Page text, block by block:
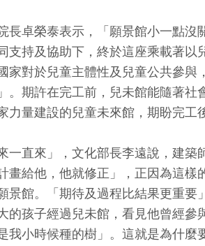
長卓榮泰表示，「願景館小一點
支持及協助下，終於這座乘載著
家對於兒童主體性及兒童公共參
。期許在完工前，兒未館能隨著社
力量建設的兒童未來館，期盼完工
來一直來」，文化部長李遠說，建
畫給他，他就修正」，正因為這
景館。「期待及過程比結果更重要
的孩子經過兒未館，看見他曾經參
是我小時候種的樹」。這就是為什